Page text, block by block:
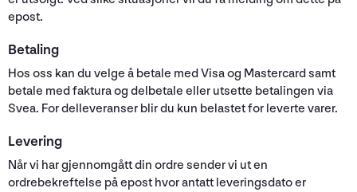
epost.
Betaling
Hos oss kan du velge å betale med Visa og Mastercard samt
betale med faktura og delbetale eller utsette betalingen via
Svea. For delleveranser blir du kun belastet for leverte varer.
Levering
Når vi har gjennomgått din ordre sender vi ut en
ordrebekreftelse på epost hvor antatt leveringsdato er